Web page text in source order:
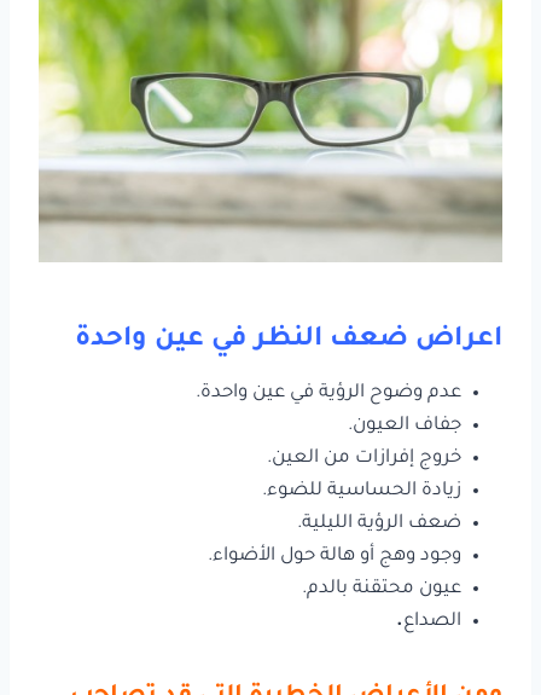
اعراض ضعف النظر في عين واحدة
عدم وضوح الرؤية في عين واحدة.
جفاف العيون.
خروج إفرازات من العين.
زيادة الحساسية للضوء.
ضعف الرؤية الليلية.
وجود وهج أو هالة حول الأضواء.
عيون محتقنة بالدم.
الصداع.